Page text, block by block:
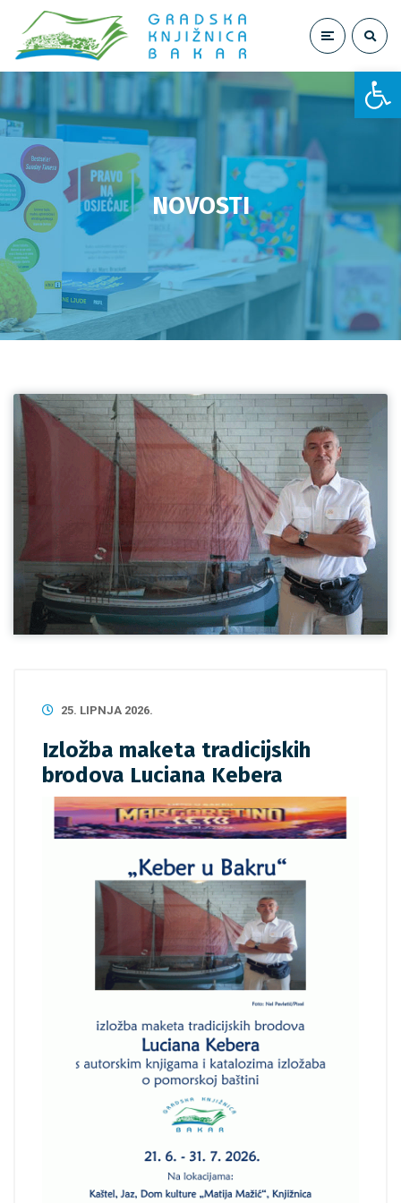
Open toolbar
NOVOSTI
25. LIPNJA 2026.
Izložba maketa tradicijskih
brodova Luciana Kebera